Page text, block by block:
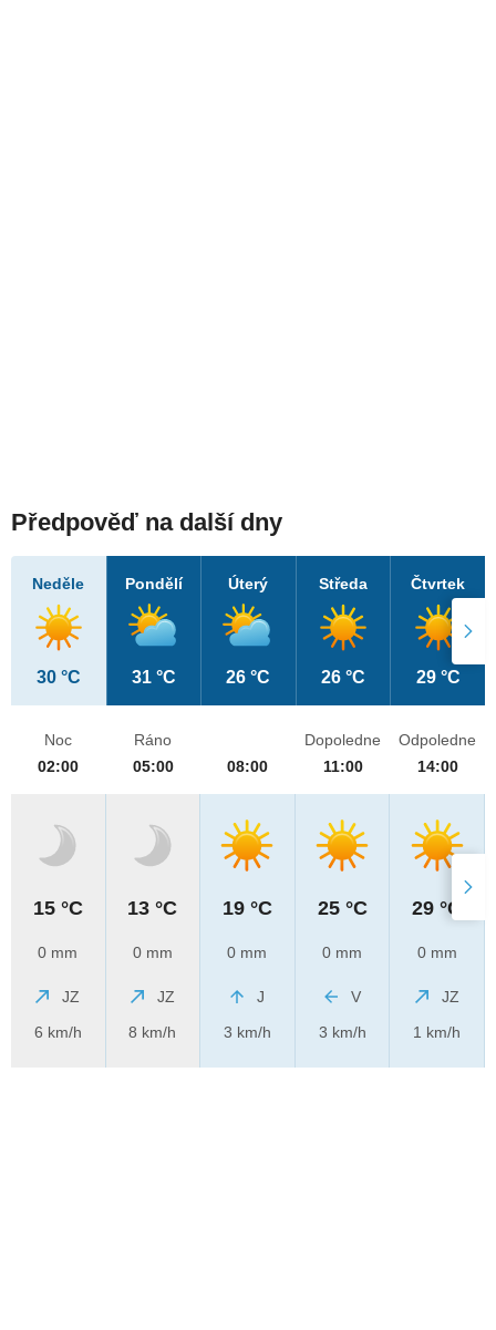
Předpověď na další dny
Neděle
30 °C
Pondělí
31 °C
Úterý
26 °C
Středa
26 °C
Čtvrtek
29 °C
Noc
02:00
15 °C
0 mm
JZ
6 km/h
Ráno
05:00
13 °C
0 mm
JZ
8 km/h
08:00
19 °C
0 mm
J
3 km/h
Dopoledne
11:00
25 °C
0 mm
V
3 km/h
Odpoledne
14:00
29 °C
0 mm
JZ
1 km/h